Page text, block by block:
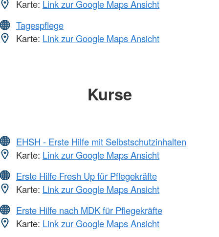
Karte: Link zur Google Maps Ansicht
Tagespflege
Karte: Link zur Google Maps Ansicht
Kurse
EHSH - Erste Hilfe mit Selbstschutzinhalten
Karte: Link zur Google Maps Ansicht
Erste Hilfe Fresh Up für Pflegekräfte
Karte: Link zur Google Maps Ansicht
Erste Hilfe nach MDK für Pflegekräfte
Karte: Link zur Google Maps Ansicht